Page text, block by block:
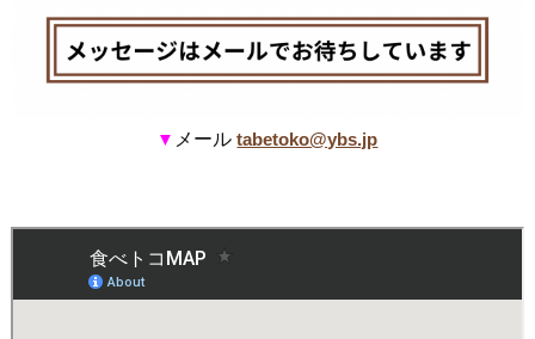
▼ メールtabetoko@ybs.jp